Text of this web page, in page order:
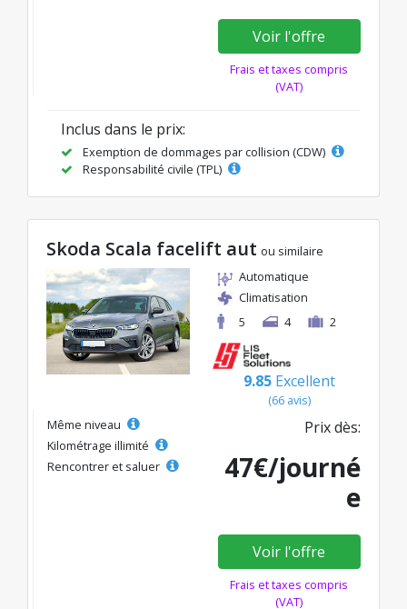
Voir l'offre
Frais et taxes compris
(VAT)
Inclus dans le prix:
Exemption de dommages par collision (CDW)
Responsabilité civile (TPL)
Skoda Scala facelift aut ou similaire
Automatique
Climatisation
5
4 2
9.85 Excellent
(66 avis)
Même niveau
Kilométrage illimité
Rencontrer et saluer
Prix dès:
47€/journé
e
Voir l'offre
Frais et taxes compris
(VAT)